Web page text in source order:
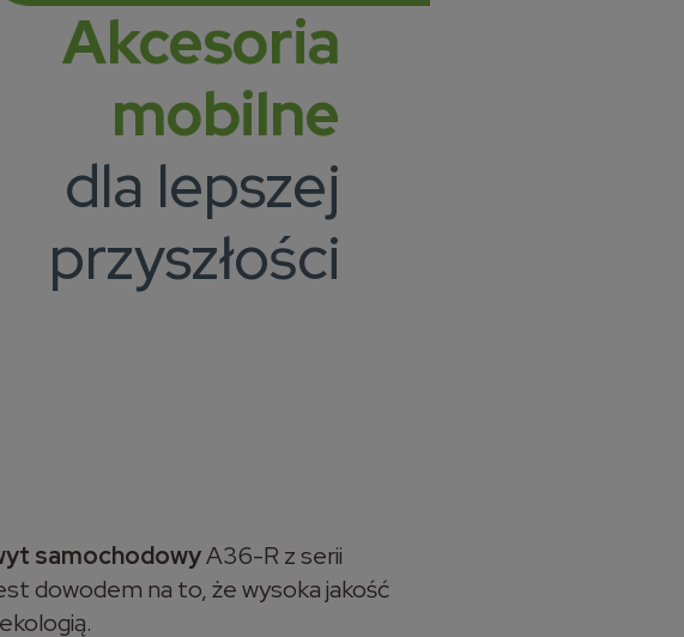
Akcesoria
mobilne
dla lepszej
przyszłości
samochodowyA36-R z serii
dowodem na to, że wysoka jakość